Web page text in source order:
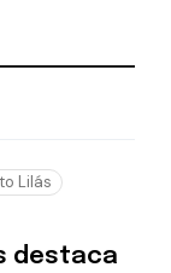
Lilás
destaca